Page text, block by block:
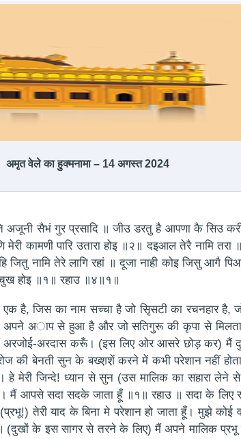
अमृत ​​वेले का हुक्मनामा – 14 अगस्त 2024
सैभं गुर प्रसादि ॥ जीउ डरतु है आपणा कै सिउ करी
कामणी पारि उतारा होइ ॥२॥ दइआल तेरै नामि
नामि तेरे लागि रहां ॥ दूजा नाही कोइ जिसु आगै
चुख होइ ॥१॥ रहाउ ॥४॥१॥
है, जिस का नाम सच्चा है जो सिृसटी का रचनहार
अपने अाप से हुआ है और जो सतिगुरू की कृपा से
अरजोई-अरदास करूँ। (इस लिए ओर आसरे छोड़ कर) मैं
की बेनती सुन के बख्श़श़ें करने में कभी परेशान नहीं
हे मेरी जिन्दे! ध्यान से सुन (उस मालिक का सहारा
सदा सदके जाता हूँ ॥१॥ रहाउ ॥ सदा के लिए
तेरी याद के बिना मे परेशान हो जाता हूँ। मुझे कोई
के इस सागर से तरने के लिए) मैं अपने मालिक प्रभू